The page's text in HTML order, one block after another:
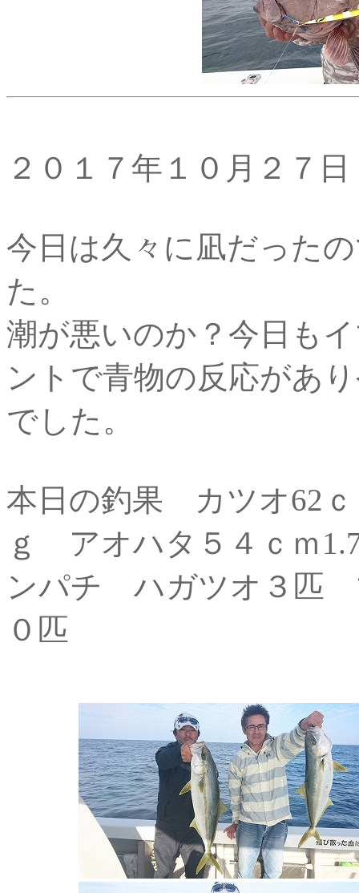
２０１７年１０月２７
今日は久々に凪だった
た。
潮が悪いのか？今日も
ントで青物の反応があ
でした。
本日の釣果 カツオ62
ｇ アオハタ５４ｃｍ
ンパチ ハガツオ３匹
０匹